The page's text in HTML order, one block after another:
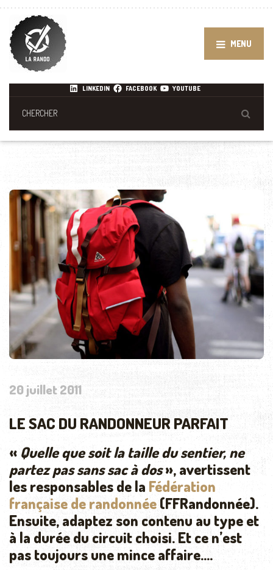
MENU
LINKEDIN FACEBOOK YOUTUBE
20 juillet 2011
LE SAC DU RANDONNEUR PARFAIT
« Quelle que soit la taille du sentier, ne
partez pas sans sac à dos», avertissent
les responsables de la Fédération
française de randonnée(FFRandonnée).
Ensuite, adaptez son contenu au type et
à la durée du circuit choisi. Et ce n’est
pas toujours une mince affaire….